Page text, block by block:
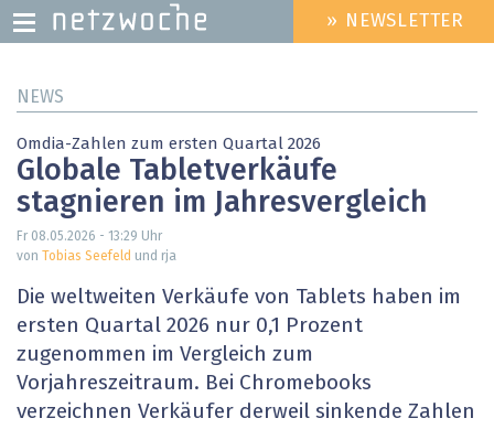
zum
HEADER
MENU
» NEWSLETTER
NEWS
Omdia-Zahlen zum ersten Quartal 2026
Globale Tabletverkäufe
stagnieren im Jahresvergleich
Fr 08.05.2026 - 13:29 Uhr
von
Tobias Seefeld und rja
Die weltweiten Verkäufe von Tablets haben im
ersten Quartal 2026 nur 0,1 Prozent
zugenommen im Vergleich zum
Vorjahreszeitraum. Bei Chromebooks
verzeichnen Verkäufer derweil sinkende Zahlen